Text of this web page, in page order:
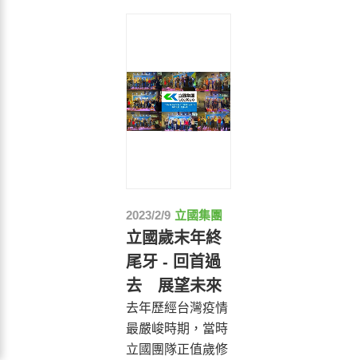
2023/2/9 立國集團
立國歲末年終
尾牙 - 回首過
去 展望未來
去年歷經台灣疫情
最嚴峻時期，當時
立國團隊正值歲修